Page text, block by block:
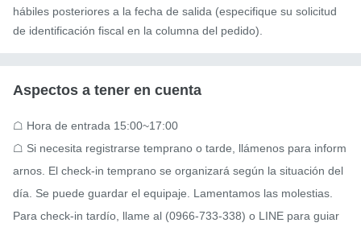
hábiles posteriores a la fecha de salida (especifique su solicitud
de identificación fiscal en la columna del pedido).
Aspectos a tener en cuenta
☖ Hora de entrada 15:00~17:00
☖ Si necesita registrarse temprano o tarde, llámenos para inform
arnos. El check-in temprano se organizará según la situación del
día. Se puede guardar el equipaje. Lamentamos las molestias.
Para check-in tardío, llame al (0966-733-338) o LINE para guiar